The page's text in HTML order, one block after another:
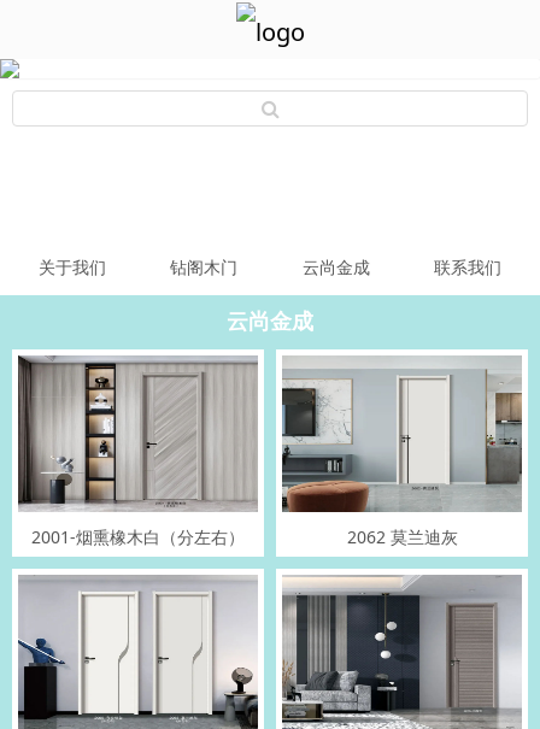
关于我们 钻阁木门 云尚金成 联系我们
云尚金成
2001-烟熏橡木白（分左右） 2062 莫兰迪灰